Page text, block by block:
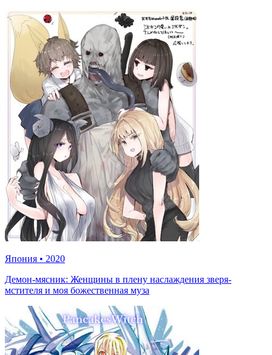
Япония • 2020
Демон-мясник: Женщины в плену наслаждения зверя-
мстителя и моя божественная муза